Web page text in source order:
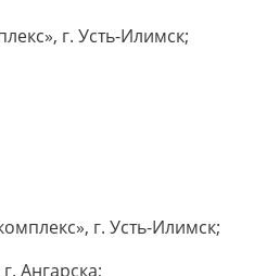
г. Усть-Илимск;
г. Усть-Илимск;
Ангарска;